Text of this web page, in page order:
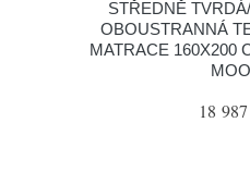
STŘEDNĚ
OBOUSTRANNÁ
MATRACE 160X200
18